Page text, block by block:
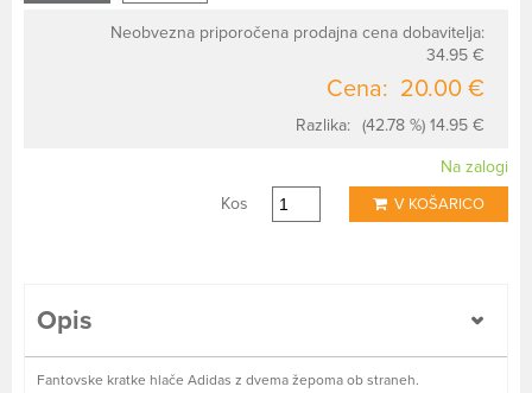
Neobvezna priporočena prodajna cena dobavitelja:
34.95 €
Cena: 20.00 €
Razlika: (42.78 %) 14.95 €
Na zalogi
Kos
V KOŠARICO
Opis
Fantovske kratke hlače Adidas z dvema žepoma ob straneh.